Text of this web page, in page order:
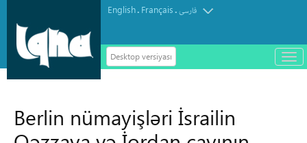
English. Français.فارسی
Desktop versiyası
باز
و
Berlin nümayişləri İsrailin